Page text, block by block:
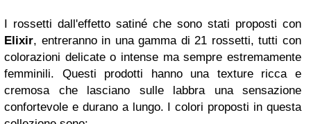
I rossetti dall'effetto satiné che sono stati proposti con
Elixir, entreranno in una gamma di 21 rossetti, tutti con
colorazioni delicate o intense ma sempre estremamente
femminili. Questi prodotti hanno una texture ricca e
cremosa che lasciano sulle labbra una sensazione
confortevole e durano a lungo. I colori proposti in questa